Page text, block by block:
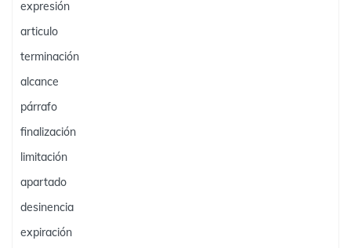
expresión
articulo
terminación
alcance
párrafo
finalización
limitación
apartado
desinencia
expiración